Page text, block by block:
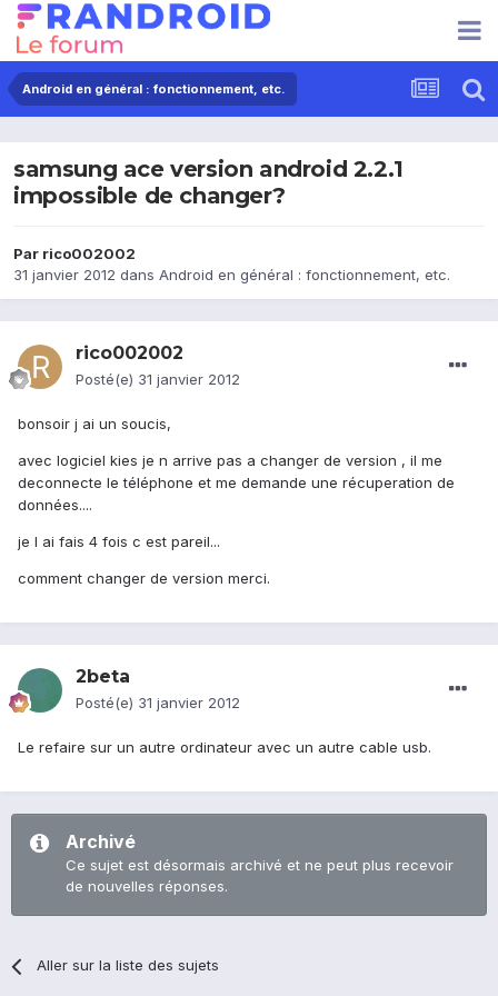
Android en général : fonctionnement, etc.
samsung ace version android 2.2.1
impossible de changer?
Par rico002002
31 janvier 2012 dans Android en général : fonctionnement, etc.
rico002002
Posté(e) 31 janvier 2012
bonsoir j ai un soucis,
avec logiciel kies je n arrive pas a changer de version , il me
deconnecte le téléphone et me demande une récuperation de
données....
je l ai fais 4 fois c est pareil...
comment changer de version merci.
2beta
Posté(e) 31 janvier 2012
Le refaire sur un autre ordinateur avec un autre cable usb.
Archivé
Ce sujet est désormais archivé et ne peut plus recevoir
de nouvelles réponses.
Aller sur la liste des sujets